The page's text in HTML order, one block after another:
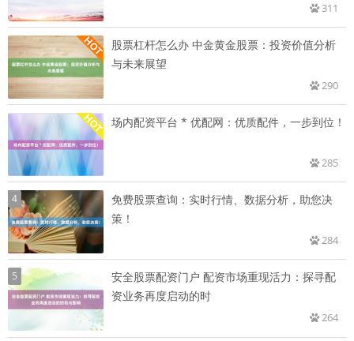
311
股票杠杆怎么办 中金黄金股票：投资价值分析
与未来展望
290
场内配资平台 * 优配网：优质配件，一步到位！
285
4
免费股票查询：实时行情、数据分析，助您决
策！
284
5
安全股票配资门户 配资市场重现活力：探寻配
资业务再度启动的时
264